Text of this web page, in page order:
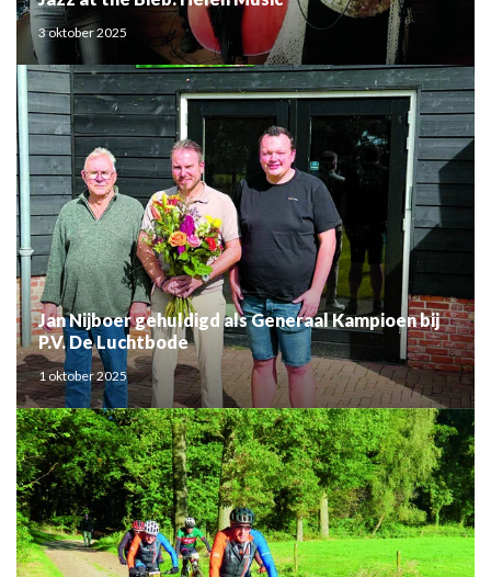
3 oktober 2025
Jan Nijboer gehuldigd als Generaal Kampioen bij
P.V. De Luchtbode
1 oktober 2025